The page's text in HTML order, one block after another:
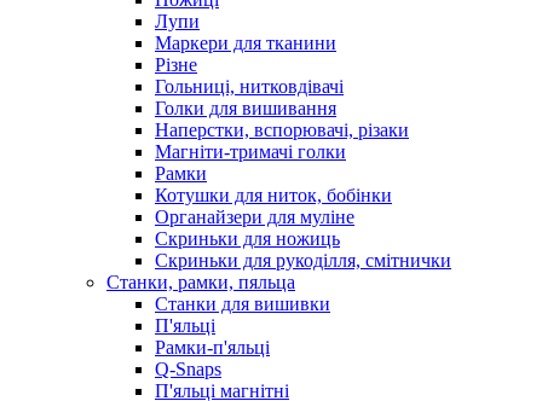
Лупи
Маркери для тканини
Різне
Гольниці, нитковдівачі
Голки для вишивання
Наперстки, вспорювачі, різаки
Магніти-тримачі голки
Рамки
Котушки для ниток, бобінки
Органайзери для муліне
Скриньки для ножиць
Скриньки для рукоділля, смітнички
Станки, рамки, пяльца
Станки для вишивки
П'яльці
Рамки-п'яльці
Q-Snaps
П'яльці магнітні